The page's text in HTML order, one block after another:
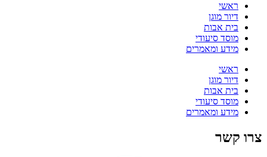
ראשי
דיור מוגן
בית אבות
מוסד סיעודי
מידע ומאמרים
ראשי
דיור מוגן
בית אבות
מוסד סיעודי
מידע ומאמרים
צרו קשר